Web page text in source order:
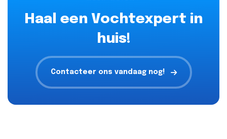
Haal een Vochtexpert in
huis!
Contacteer ons vandaag nog!